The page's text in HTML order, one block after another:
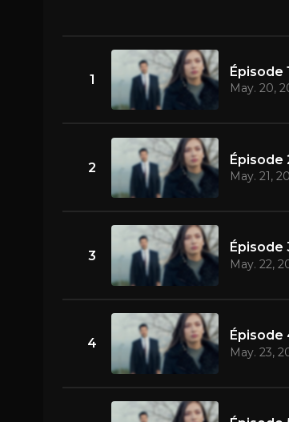
1
Épisode
May. 20,
2
Épisode
May. 21,
3
Épisode
May. 22,
4
Épisode
May. 23,